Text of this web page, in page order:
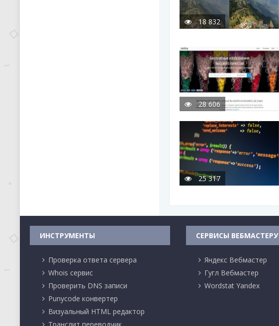
18 832
28 606
25 317
ИНСТРУМЕНТЫ
Проверка ответа сервера
Whois сервис
Проверить DNS записи
Punycode конвертер
Визуальный HTML редактор
СЕРВИСЫ ВЕБМАСТЕРУ
Яндекс Вебмастер
Гугл Вебмастер
Wordstat Yandex